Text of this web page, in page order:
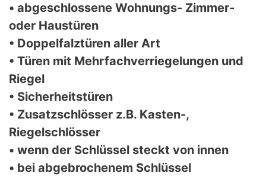
• abgeschlossene Wohnungs- Zimmer-
oder Haustüren
• Doppelfalztüren aller Art
• Türen mit Mehrfachverriegelungen und
Riegel
• Sicherheitstüren
• Zusatzschlösser z.B. Kasten-,
Riegelschlösser
• wenn der Schlüssel steckt von innen
• bei abgebrochenem Schlüssel